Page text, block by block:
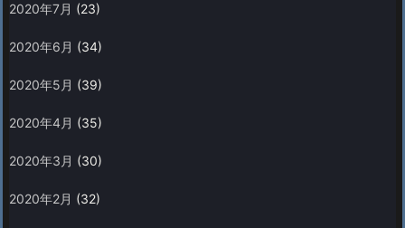
2020年7月 (23)
2020年6月 (34)
2020年5月 (39)
2020年4月 (35)
2020年3月 (30)
2020年2月 (32)